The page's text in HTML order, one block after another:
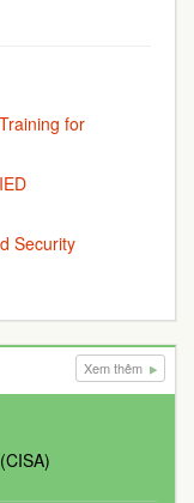
for
Security
Xem thêm